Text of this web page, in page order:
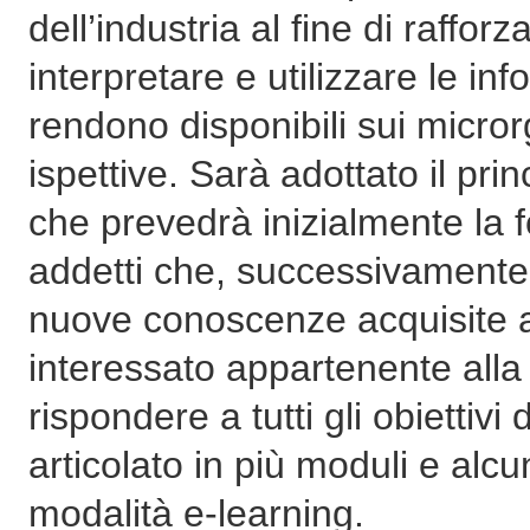
dell’industria al fine di
interpretare e utilizzare le
rendono disponibili sui
ispettive. Sarà adottato il
che prevedrà inizialmente la
addetti che,
nuove conoscenze acquisite
interessato appartenente
rispondere a tutti gli obiettivi
articolato in più moduli e
modalità e-learning.